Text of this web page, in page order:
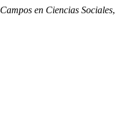
Campos en Ciencias Sociales,